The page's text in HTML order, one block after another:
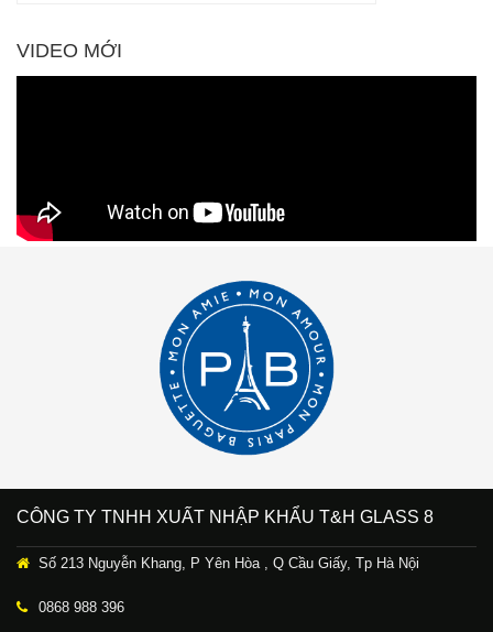
VIDEO MỚI
CÔNG TY TNHH XUẤT NHẬP KHẨU T&H GLASS 8
Số 213 Nguyễn Khang, P Yên Hòa , Q Cầu Giấy, Tp Hà Nội
0868 988 396